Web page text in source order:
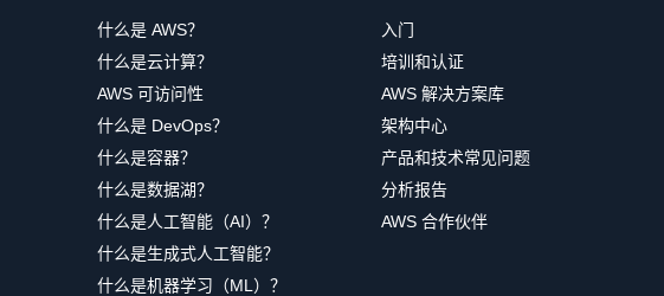
什么是 AWS？
什么是云计算？
AWS 可访问性
什么是 DevOps？
什么是容器？
什么是数据湖？
什么是人工智能（AI）？
什么是生成式人工智能？
什么是机器学习（ML）？
入门
培训和认证
AWS 解决方案库
架构中心
产品和技术常见问题
分析报告
AWS 合作伙伴